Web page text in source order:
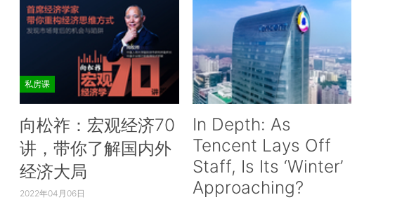
私房课
向松祚：宏观经济70
讲，带你了解国内外
经济大局
2022年04月06日
In Depth: As
Tencent Lays Off
Staff, Is Its ‘Winter’
Approaching?